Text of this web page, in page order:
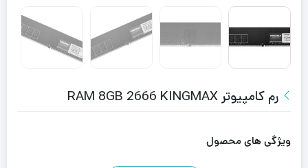
رم کامپیوتر RAM 8GB 2666 KINGMAX
ویژگی های محصول